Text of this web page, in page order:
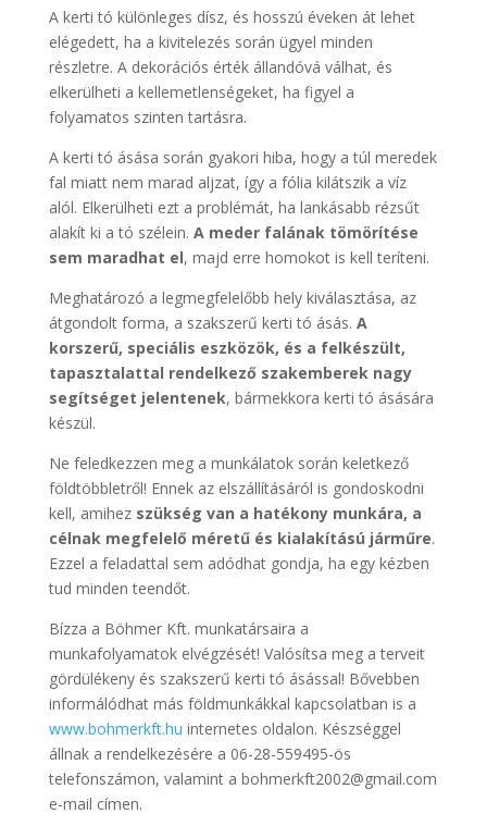
A kerti tó különleges dísz, és hosszú éveken át lehet
elégedett, ha a kivitelezés során ügyel minden
részletre. A dekorációs érték állandóvá válhat, és
elkerülheti a kellemetlenségeket, ha figyel a
folyamatos szinten tartásra.
A kerti tó ásása során gyakori hiba, hogy a túl meredek
fal miatt nem marad aljzat, így a fólia kilátszik a víz
alól. Elkerülheti ezt a problémát, ha lankásabb rézsűt
alakít ki a tó szélein. A meder falának tömörítése
sem maradhat el, majd erre homokot is kell teríteni.
Meghatározó a legmegfelelőbb hely kiválasztása, az
átgondolt forma, a szakszerű kerti tó ásás. A
korszerű, speciális eszközök, és a felkészült,
tapasztalattal rendelkező szakemberek nagy
segítséget jelentenek, bármekkora kerti tó ásására
készül.
Ne feledkezzen meg a munkálatok során keletkező
földtöbbletről! Ennek az elszállításáról is gondoskodni
kell, amihez szükség van a hatékony munkára, a
célnak megfelelő méretű és kialakítású járműre.
Ezzel a feladattal sem adódhat gondja, ha egy kézben
tud minden teendőt.
Bízza a Böhmer Kft. munkatársaira a
munkafolyamatok elvégzését! Valósítsa meg a terveit
gördülékeny és szakszerű kerti tó ásással! Bővebben
informálódhat más földmunkákkal kapcsolatban is a
www.bohmerkft.hu internetes oldalon. Készséggel
állnak a rendelkezésére a 06-28-559495-ös
telefonszámon, valamint a bohmerkft2002@gmail.com
e-mail címen.